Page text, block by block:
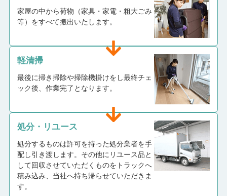
家屋の中から荷物（家具・家電・粗大ごみ
等）をすべて搬出いたします。
軽清掃
最後に掃き掃除や掃除機掛けをし最終チェ
ック後、作業完了となります。
処分・リユース
処分するものは許可を持った処分業者を手
配し引き渡します。その他にリユース品と
して回収させていただくものをトラックへ
積み込み、当社へ持ち帰らせていただきま
す。